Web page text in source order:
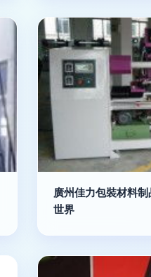
廣州佳力包裝材料
世界